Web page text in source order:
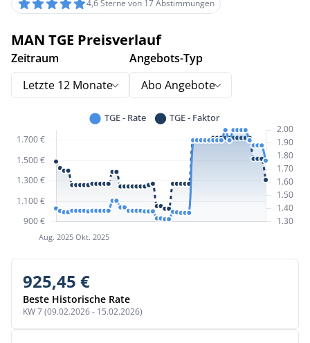
4,6 Sterne von 17 Abstimmungen
MAN TGE Preisverlauf
Zeitraum
Letzte 12 Monate
Angebots-Typ
Abo Angebote
925,45 €
Beste Historische Rate
KW 7 (09.02.2026 - 15.02.2026)